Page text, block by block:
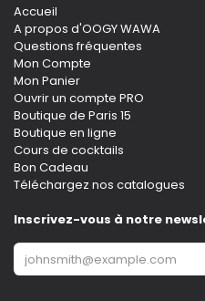
Accueil
A propos d'OOGY WAWA
Questions fréquentes
Mon Compte
Mon Panier
Ouvrir un compte PRO
Boutique de Paris 15
Boutique en ligne
Cours de cocktails
Bon Cadeau
Téléchargez nos catalogues
Inscrivez-vous à notre